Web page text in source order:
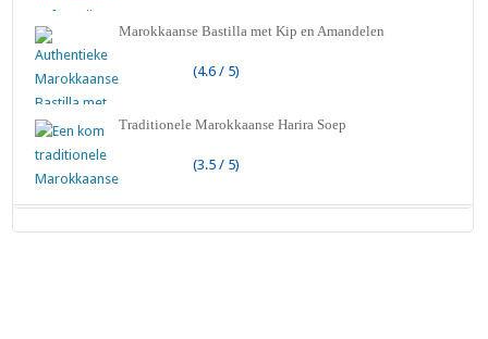
Marokkaanse Bastilla met Kip en Amandelen
(4.6 / 5)
Traditionele Marokkaanse Harira Soep
(3.5 / 5)